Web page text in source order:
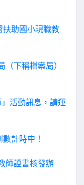
扶助國小現職教
（下稱檔案局）
活動訊息，請運
計時中！
師證書核發辦